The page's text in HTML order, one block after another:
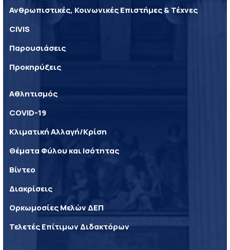
Ανθρωπιστικές, Κοινωνικές Επιστήμες & Τέχνες
CIVIS
Παρουσιάσεις
Προκηρύξεις
Αθλητισμός
COVID-19
Κλιματική Αλλαγή/Κρίση
Θέματα Φύλου και Ισότητας
Βίντεο
Διακρίσεις
Ορκωμοσίες Μελών ΔΕΠ
Τελετές Επίτιμων Διδακτόρων